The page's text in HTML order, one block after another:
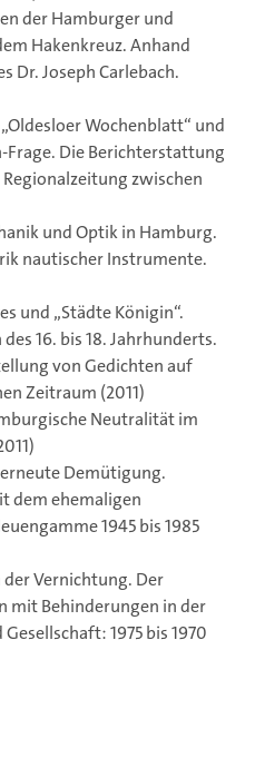
der Hamburger und
Hakenkreuz. Anhand
Dr. Joseph Carlebach.
Wochenblatt“ und
Die Berichterstattung
zwischen
und Optik in Hamburg.
nautischer Instrumente.
und „Städte Königin“.
16. bis 18. Jahrhunderts.
von Gedichten auf
Zeitraum (2011)
Neutralität im
Demütigung.
dem ehemaligen
1945 bis 1985
der Vernichtung. Der
mit Behinderungen in der
1975 bis 1970